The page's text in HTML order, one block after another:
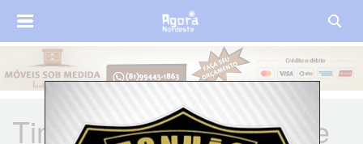
Timbaúba Futebol Clube